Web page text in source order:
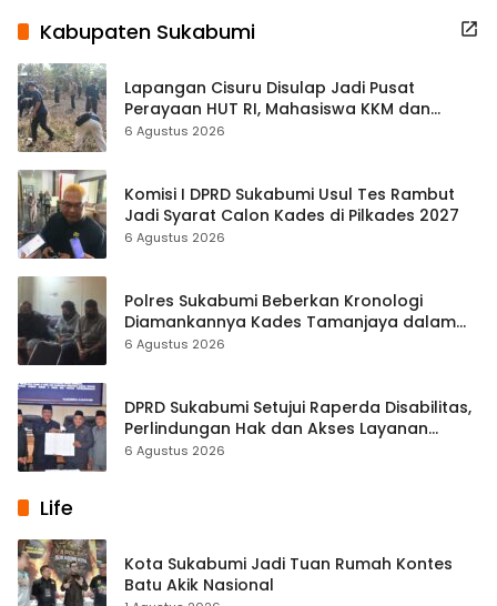
Kabupaten Sukabumi
Lapangan Cisuru Disulap Jadi Pusat
Perayaan HUT RI, Mahasiswa KKM dan
Warga Satukan Tenaga
6 Agustus 2026
Komisi I DPRD Sukabumi Usul Tes Rambut
Jadi Syarat Calon Kades di Pilkades 2027
6 Agustus 2026
Polres Sukabumi Beberkan Kronologi
Diamankannya Kades Tamanjaya dalam
Kasus Sabu
6 Agustus 2026
DPRD Sukabumi Setujui Raperda Disabilitas,
Perlindungan Hak dan Akses Layanan
Diperkuat
6 Agustus 2026
Life
Kota Sukabumi Jadi Tuan Rumah Kontes
Batu Akik Nasional